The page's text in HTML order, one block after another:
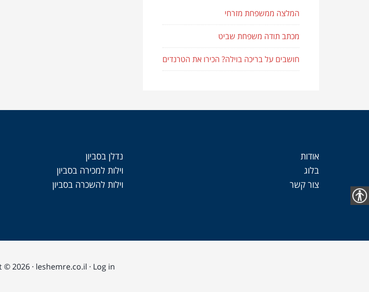
המלצה ממשפחת מזרחי
מכתב תודה משפחת שביט
חושבים על בריכה בוילה? הכירו את הטרנדים
אודות
בלוג
צור קשר
נדלן בסביון
וילות למכירה בסביון
וילות להשכרה בסביון
2026 · leshemre.co.il · Log in